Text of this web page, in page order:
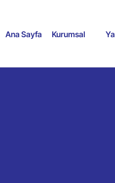
Ana Sayfa Kurumsal